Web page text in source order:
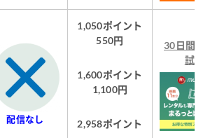
配信なし
1,050ポイント
550円
1,600ポイント
1,100円
2,958ポイント
30日間
試